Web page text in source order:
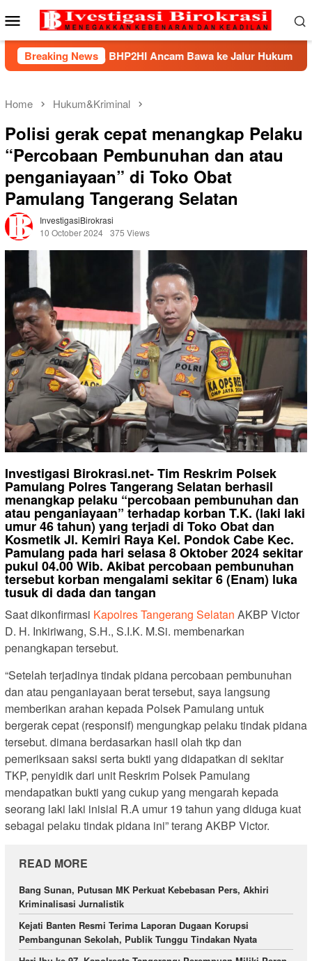
to
Mobile
Menu
Breaking News
BHP2HI Ancam Bawa ke Jalur Hukum
Home Hukum&Kriminal
Polisi gerak cepat menangkap Pelaku
“Percobaan Pembunuhan dan atau
penganiayaan” di Toko Obat
Pamulang Tangerang Selatan
InvestigasiBirokrasi
10 October 2024 375 Views
Investigasi Birokrasi.net- Tim Reskrim Polsek
Pamulang Polres Tangerang Selatan berhasil
menangkap pelaku “percobaan pembunuhan dan
atau penganiayaan” terhadap korban T.K. (laki laki
umur 46 tahun) yang terjadi di Toko Obat dan
Kosmetik Jl. Kemiri Raya Kel. Pondok Cabe Kec.
Pamulang pada hari selasa 8 Oktober 2024 sekitar
pukul 04.00 Wib. Akibat percobaan pembunuhan
tersebut korban mengalami sekitar 6 (Enam) luka
tusuk di dada dan tangan
Saat dikonfirmasi Kapolres Tangerang Selatan AKBP Victor
D. H. Inkiriwang, S.H., S.I.K. M.Si. membenarkan
penangkapan tersebut.
“Setelah terjadinya tindak pidana percobaan pembunuhan
dan atau penganiayaan berat tersebut, saya langsung
memberikan arahan kepada Polsek Pamulang untuk
bergerak cepat (responsif) mengungkap pelaku tindak pidana
tersebut. dimana berdasarkan hasil olah tkp dan
pemeriksaan saksi serta bukti yang didapatkan di sekitar
TKP, penyidik dari unit Reskrim Polsek Pamulang
mendapatkan bukti yang cukup yang mengarah kepada
seorang laki laki inisial R.A umur 19 tahun yang diduga kuat
sebagai pelaku tindak pidana ini” terang AKBP Victor.
READ MORE
Bang Sunan, Putusan MK Perkuat Kebebasan Pers, Akhiri
Kriminalisasi Jurnalistik
Kejati Banten Resmi Terima Laporan Dugaan Korupsi
Pembangunan Sekolah, Publik Tunggu Tindakan Nyata